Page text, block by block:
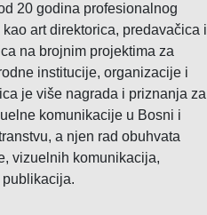
20 godina profesionalnog
art direktorica, predavačica i
na brojnim projektima za
institucije, organizacije i
je više nagrada i priznanja za
komunikacije u Bosni i
a njen rad obuhvata
vizuelnih komunikacija,